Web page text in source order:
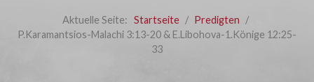
Aktuelle Seite: Startseite
Predigten
P.Karamantsios-Malachi 3:13-20 & E.Libohova-1.Könige 12:25-
33